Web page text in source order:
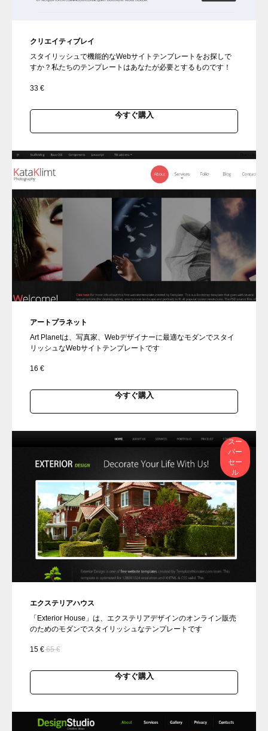
クリエイティブレイ
スタイリッシュで機能的なWebサイトテンプレートをお探しで
すか？私たちのテンプレートはあなたが必要とするものです！
33 €
今すぐ購入
アートプラネット
Art Planetは、写真家、Webデザイナーに最適なモダンでスタイ
リッシュなWebサイトテンプレートです
16 €
今すぐ購入
スー
パー
セー
ル
エクステリアハウス
「Exterior House」は、エクステリアデザインのオンライン販売
のためのモダンでスタイリッシュなテンプレートです
15 € 65 €
今すぐ購入